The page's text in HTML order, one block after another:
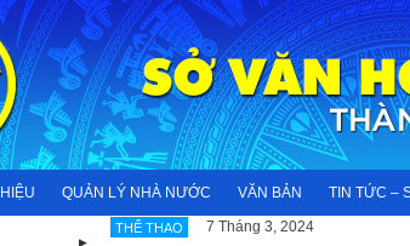
QUẢN LÝ NHÀ NƯỚC VĂN BẢN TIN TỨC –
THỂ THAO 7 Tháng 3, 2024